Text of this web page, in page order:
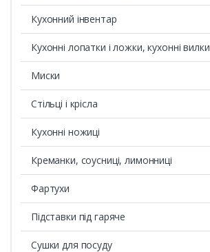
Кухонний інвентар
Кухонні лопатки і ложки, кухонні вилки
Миски
Стільці і крісла
Кухонні ножиці
Креманки, соусниці, лимонниці
Фартухи
Підставки під гаряче
Сушки для посуду